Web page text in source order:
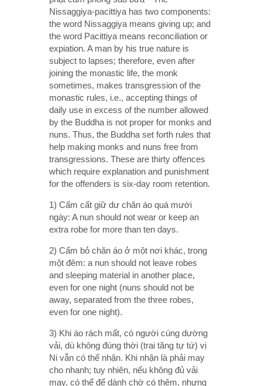
Nissaggiya-pacittiya has two components:
the word Nissaggiya means giving up; and
the word Pacittiya means reconciliation or
expiation. A man by his true nature is
subject to lapses; therefore, even after
joining the monastic life, the monk
sometimes, makes transgression of the
monastic rules, i.e., accepting things of
daily use in excess of the number allowed
by the Buddha is not proper for monks and
nuns. Thus, the Buddha set forth rules that
help making monks and nuns free from
transgressions. These are thirty offences
which require explanation and punishment
for the offenders is six-day room retention.
1) Cấm cất giữ dư chăn áo quá mười
ngày: A nun should not wear or keep an
extra robe for more than ten days.
2) Cấm bỏ chăn áo ở một nơi khác, trong
một đêm: a nun should not leave robes
and sleeping material in another place,
even for one night (nuns should not be
away, separated from the three robes,
even for one night).
3) Khi áo rách mất, có người cúng dường
vải, dù không đúng thời (trai tăng tự tứ) vị
Ni vẫn có thể nhận. Khi nhận là phải may
cho nhanh; tuy nhiên, nếu không đủ vải
may, có thể để dành chờ có thêm, nhưng